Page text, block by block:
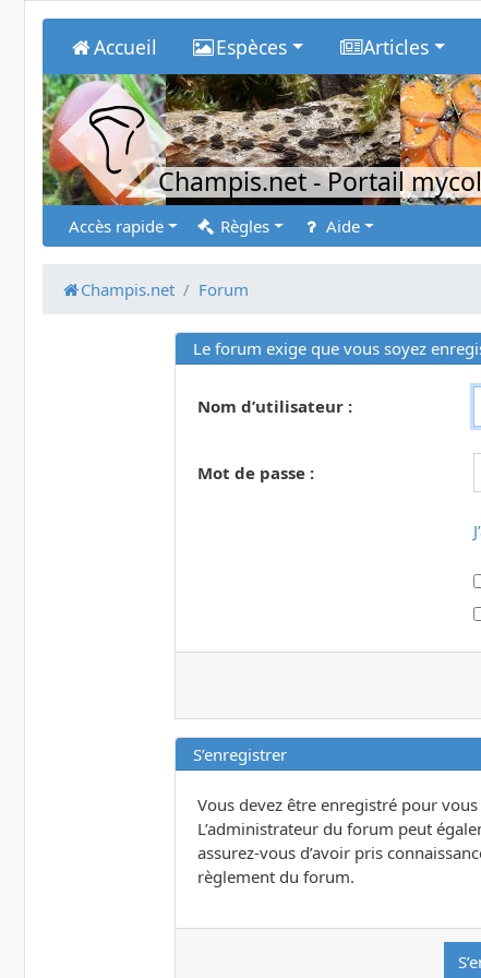
Accueil Espèces Articles
Champis.net- Portail
Accès rapide Règles Aide
Champis.net Forum
Le forum exige que vous soyez
Nom d’utilisateur :
Mot de passe :
S’enregistrer
Vous devez être enregistré pour
L’administrateur du forum peut
assurez-vous d’avoir pris
règlement du forum.